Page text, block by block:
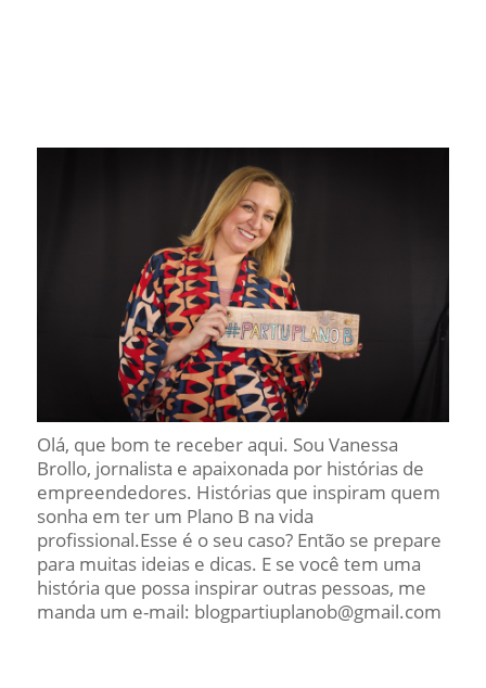
Olá, que bom te receber aqui. Sou Vanessa
Brollo, jornalista e apaixonada por histórias de
empreendedores. Histórias que inspiram quem
sonha em ter um Plano B na vida
profissional.Esse é o seu caso? Então se prepare
para muitas ideias e dicas. E se você tem uma
história que possa inspirar outras pessoas, me
manda um e-mail: blogpartiuplanob@gmail.com